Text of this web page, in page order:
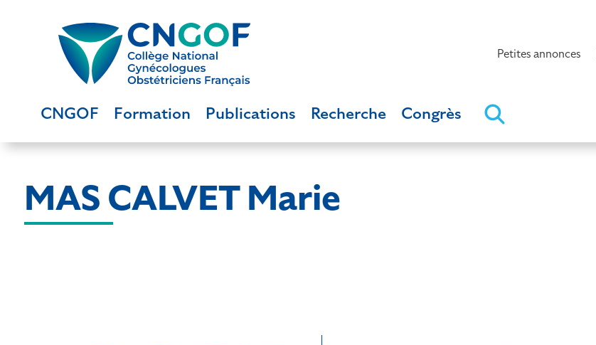
Petites annonces
CNGOF Formation Publications Recherche Congrès
MAS CALVET Marie